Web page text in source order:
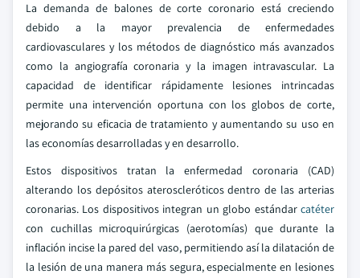
La demanda de balones de corte coronario está creciendo
debido a la mayor prevalencia de enfermedades
cardiovasculares y los métodos de diagnóstico más avanzados
como la angiografía coronaria y la imagen intravascular. La
capacidad de identificar rápidamente lesiones intrincadas
permite una intervención oportuna con los globos de corte,
mejorando su eficacia de tratamiento y aumentando su uso en
las economías desarrolladas y en desarrollo.
Estos dispositivos tratan la enfermedad coronaria (CAD)
alterando los depósitos ateroscleróticos dentro de las arterias
coronarias. Los dispositivos integran un globo estándar catéter
con cuchillas microquirúrgicas (aerotomías) que durante la
inflación incise la pared del vaso, permitiendo así la dilatación de
la lesión de una manera más segura, especialmente en lesiones